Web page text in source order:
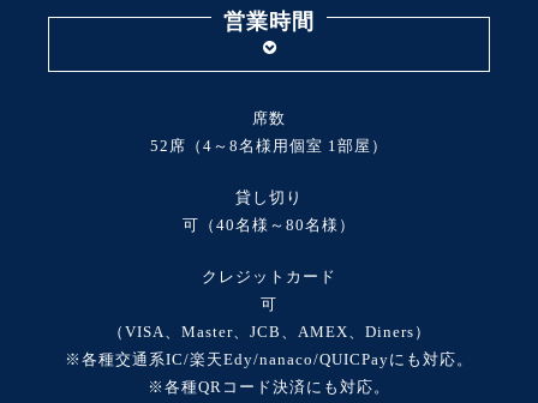
営業時間
席数
52席（4～8名様用個室 1部屋）
貸し切り
可（40名様～80名様）
クレジットカード
可
（VISA、Master、JCB、AMEX、Diners）
※各種交通系IC/楽天Edy/nanaco/QUICPayにも対応。
※各種QRコード決済にも対応。